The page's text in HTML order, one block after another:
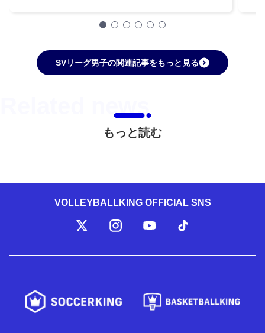
SVリーグ男子の関連記事をもっと見る
もっと読む
VOLLEYBALLKING OFFICIAL SNS